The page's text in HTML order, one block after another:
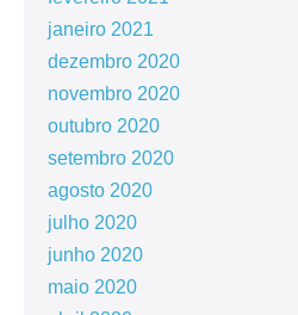
janeiro 2021
dezembro 2020
novembro 2020
outubro 2020
setembro 2020
agosto 2020
julho 2020
junho 2020
maio 2020